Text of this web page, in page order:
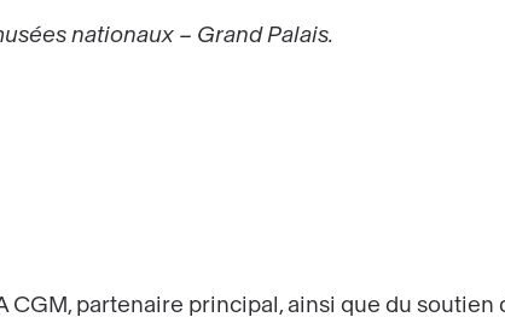
nationaux – Grand Palais.
CGM, partenaire principal, ainsi que du soutien